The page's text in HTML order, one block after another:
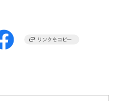
兼ね備えています。
の形をしっかりと保ち、スタイリ